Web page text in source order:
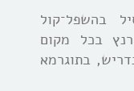
בהשפל־קול
בכל מקום
בתוגרמא